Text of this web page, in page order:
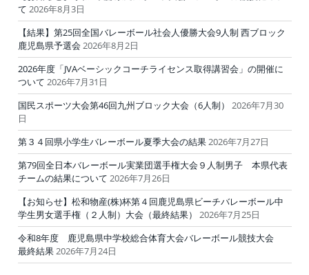
て 2026年8月3日
【結果】第25回全国バレーボール社会人優勝大会9人制 西ブロック
鹿児島県予選会 2026年8月2日
2026年度「JVAベーシックコーチライセンス取得講習会」の開催に
ついて 2026年7月31日
国民スポーツ大会第46回九州ブロック大会（6人制）
2026年7月30
日
第３４回県小学生バレーボール夏季大会の結果2026年7月27日
第79回全日本バレーボール実業団選手権大会９人制男子 本県代表
チームの結果について 2026年7月26日
【お知らせ】松和物産(株)杯第４回鹿児島県ビーチバレーボール中
学生男女選手権（２人制）大会（最終結果）
2026年7月25日
令和8年度 鹿児島県中学校総合体育大会バレーボール競技大会
最終結果2026年7月24日